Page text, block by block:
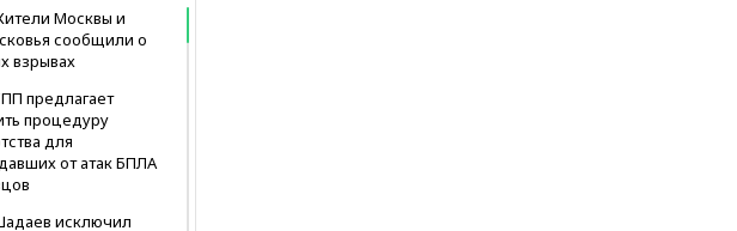
Москвы и
сообщили о
взрывах
предлагает
процедуру
для
от атак БПЛА
исключил